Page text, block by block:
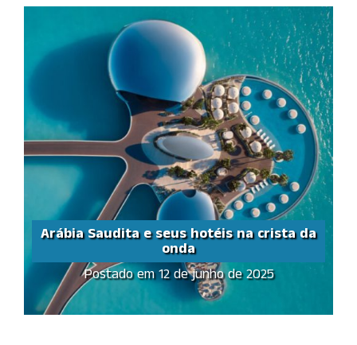
Arábia Saudita e seus hotéis na crista da
onda
Postado em 12 de junho de 2025
Arábia Saudita e seus
hotéis na crista da onda